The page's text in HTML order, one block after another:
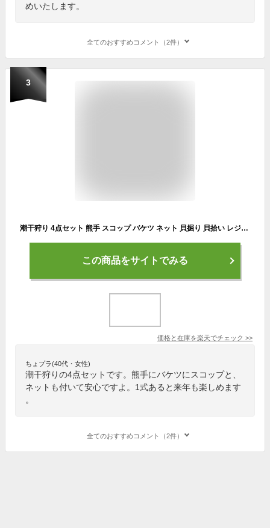
めいたします。
全てのおすすめコメント（2件）
3
潮干狩り 4点セット 熊手 スコップ バケツ ネット 貝掘り 貝拾い レジャー 砂遊び 園芸
この商品をサイトでみる
価格と在庫を楽天でチェック >>
ちょプラ(40代・女性)
潮干狩りの4点セットです。熊手にバケツにスコップと、
ネットも付いて安心ですよ。1式あると来年も楽しめます
。
全てのおすすめコメント（2件）